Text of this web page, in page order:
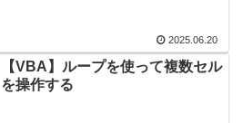
2025.06.20
【VBA】ループを使って複数セル
を操作する